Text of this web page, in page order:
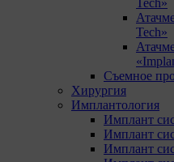
Tech»
Tech»
Съемное
Хирургия
Имплантология
Имплант
Имплант
Имплант